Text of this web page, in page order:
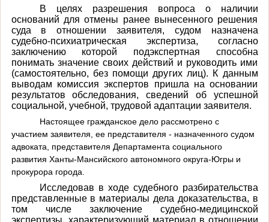
В целях разрешения вопроса о наличии
оснований для отмены ранее вынесенного решения
суда в отношении заявителя, судом назначена
судебно-психиатрическая экспертиза, согласно
заключению которой подэкспертная способна
понимать значение своих действий и руководить ими
(самостоятельно, без помощи других лиц). К данным
выводам комиссия экспертов пришла на основании
результатов обследования, сведений об успешной
социальной, учебной, трудовой адаптации заявителя.
Настоящее гражданское дело рассмотрено с
участием заявителя, ее представителя - назначенного судом
адвоката, представителя Департамента социального
развития Ханты-Мансийского автономного округа-Югры и
прокурора города.
Исследовав в ходе судебного разбирательства
представленные в материалы дела доказательства, в
том числезаключение судебно-медицинской
экспертизы, характеризующий материал в отношении